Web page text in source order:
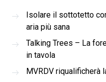
Isolare il sottotetto
aria più sana
Talking Trees – La
in tavola
MVRDV riqualificherà